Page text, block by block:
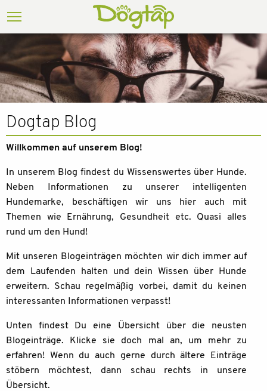
Dogtap Blog
Willkommen auf unserem Blog!
In unserem Blog findest du Wissenswertes über Hunde.
Neben Informationen zu unserer intelligenten
Hundemarke, beschäftigen wir uns hier auch mit
Themen wie Ernährung, Gesundheit etc. Quasi alles
rund um den Hund!
Mit unseren Blogeinträgen möchten wir dich immer auf
dem Laufenden halten und dein Wissen über Hunde
erweitern. Schau regelmäßig vorbei, damit du keinen
interessanten Informationen verpasst!
Unten findest Du eine Übersicht über die neusten
Blogeinträge. Klicke sie doch mal an, um mehr zu
erfahren! Wenn du auch gerne durch ältere Einträge
stöbern möchtest, dann schau rechts in unsere
Übersicht.